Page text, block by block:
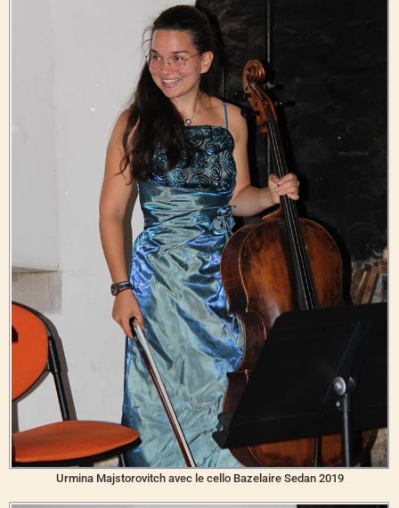
Urmina Majstorovitch avec le cello Bazelaire Sedan 2019